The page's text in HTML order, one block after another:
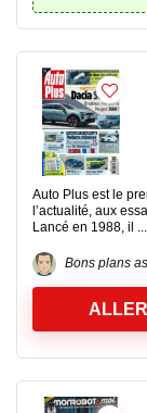
Auto Plus est le
l’actualité, aux
Lancé en 1988, il ...
Bons plans